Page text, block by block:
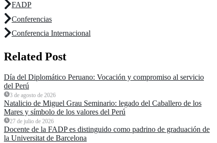
FADP
Conferencias
Conferencia Internacional
Related Post
Día del Diplomático Peruano: Vocación y compromiso al servicio
del Perú
3 de agosto de 2026
Natalicio de Miguel Grau Seminario: legado del Caballero de los
Mares y símbolo de los valores del Perú
27 de julio de 2026
Docente de la FADP es distinguido como padrino de graduación de
la Universitat de Barcelona